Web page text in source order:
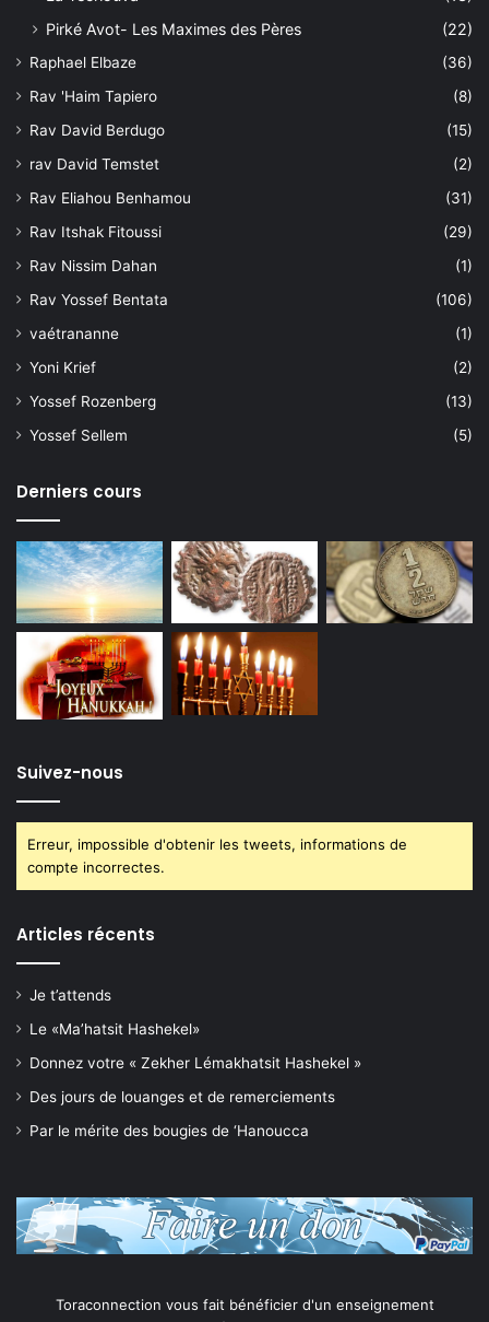
Pirké Avot- Les Maximes des Pères
(22)
Raphael Elbaze
(36)
Rav 'Haim Tapiero
(8)
Rav David Berdugo
(15)
rav David Temstet
(2)
Rav Eliahou Benhamou
(31)
Rav Itshak Fitoussi
(29)
Rav Nissim Dahan
(1)
Rav Yossef Bentata
(106)
vaétrananne
(1)
Yoni Krief
(2)
Yossef Rozenberg
(13)
Yossef Sellem
(5)
Derniers cours
Suivez-nous
Erreur, impossible d'obtenir les tweets, informations de
compte incorrectes.
Articles récents
Je t’attends
Le «Ma’hatsit Hashekel»
Donnez votre « Zekher Lémakhatsit Hashekel »
Des jours de louanges et de remerciements
Par le mérite des bougies de ‘Hanoucca
Toraconnection vous fait bénéficier d'un enseignement